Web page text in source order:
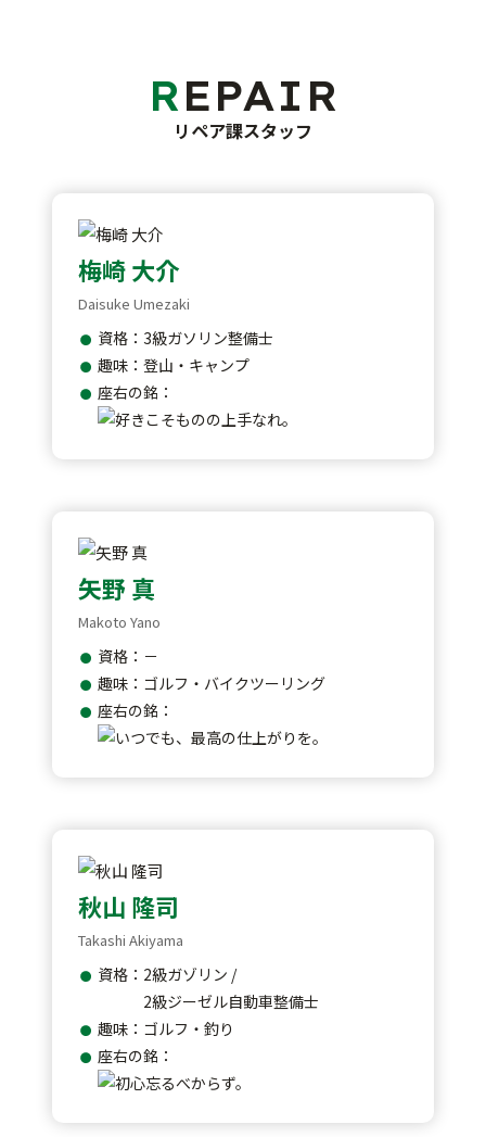
REPAIR
リペア課スタッフ
梅崎 大介
Daisuke Umezaki
資格：3級ガソリン整備士
趣味：登山・キャンプ
座右の銘：
矢野 真
Makoto Yano
資格：－
趣味：ゴルフ・バイクツーリング
座右の銘：
秋山 隆司
Takashi Akiyama
資格：2級ガゾリン /
2級ジーゼル自動車整備士
趣味：ゴルフ・釣り
座右の銘：